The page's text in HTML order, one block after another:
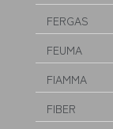
FERGAS
FEUMA
FIAMMA
FIBER